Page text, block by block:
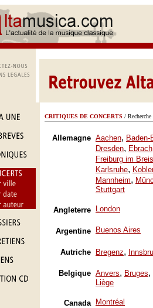
CRITIQUES DE CONCERTS /
Allemagne Aachen, Baden-
Dresden, Ebrach
Freiburg im
Karlsruhe,
Mannheim,
Stuttgart
Angleterre London
Argentine Buenos Aires
Autriche Bregenz,
Belgique Anvers, Bruges,
Liège
Canada Montréal